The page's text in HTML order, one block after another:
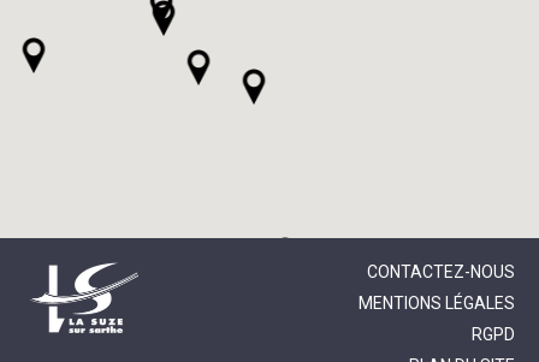
CONTACTEZ-NOUS
MENTIONS LÉGALES
RGPD